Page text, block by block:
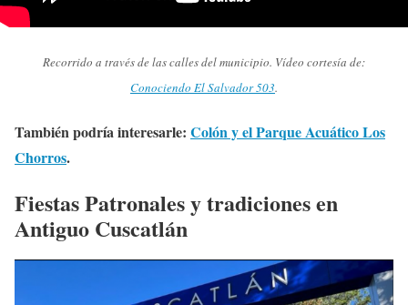
Recorrido a través de las calles del municipio. Vídeo cortesía de:
Conociendo El Salvador 503.
También podría interesarle: Colón y el Parque Acuático Los
Chorros.
Fiestas Patronales y tradiciones en
Antiguo Cuscatlán